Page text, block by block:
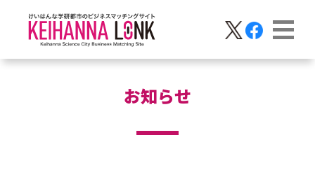
お知らせ